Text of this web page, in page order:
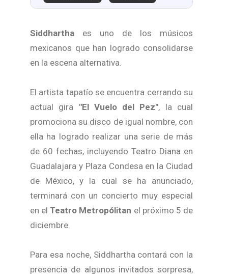
Siddhartha es uno de los músicos
mexicanos que han logrado consolidarse
en la escena alternativa.
El artista tapatío se encuentra cerrando su
actual gira "El Vuelo del Pez", la cual
promociona su disco de igual nombre, con
ella ha logrado realizar una serie de más
de 60 fechas, incluyendo Teatro Diana en
Guadalajara y Plaza Condesa en la Ciudad
de México, y la cual se ha anunciado,
terminará con un concierto muy especial
en elTeatro Metropólitan el próximo 5 de
diciembre.
Para esa noche, Siddhartha contará con la
presencia de algunos invitados sorpresa,